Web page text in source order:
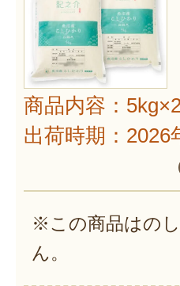
商品内容：
出荷時期：2026
※この商品はの
ん。